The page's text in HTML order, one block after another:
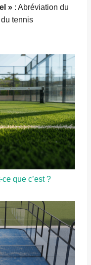
» : Abréviation du
tennis
que c’est ?